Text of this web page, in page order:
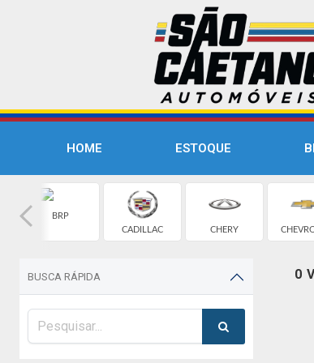
HOME ESTOQUE
BRP
CADILLAC
CHERY
BUSCA RÁPIDA 0